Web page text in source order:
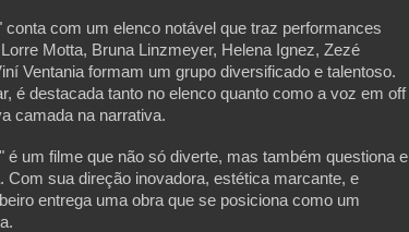
conta com um elenco notável que traz performances
Motta, Bruna Linzmeyer, Helena Ignez, Zezé
Ventania formam um grupo diversificado e talentoso.
é destacada tanto no elenco quanto como a voz em off
camada na narrativa.
é um filme que não só diverte, mas também questiona e
Com sua direção inovadora, estética marcante, e
entrega uma obra que se posiciona como um